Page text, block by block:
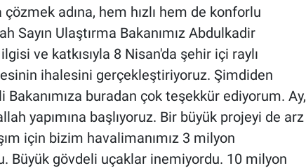
adına, hem hızlı hem de konforlu
Sayın Ulaştırma Bakanımız Abdulkadir
ve katkısıyla 8 Nisan'da şehir içi raylı
ihalesini gerçekleştiriyoruz. Şimdiden
Bakanımıza buradan çok teşekkür ediyorum. Ay,
yapımına başlıyoruz. Bir büyük projeyi de arz
için bizim havalimanımız 3 milyon
Büyük gövdeli uçaklar inemiyordu. 10 milyon